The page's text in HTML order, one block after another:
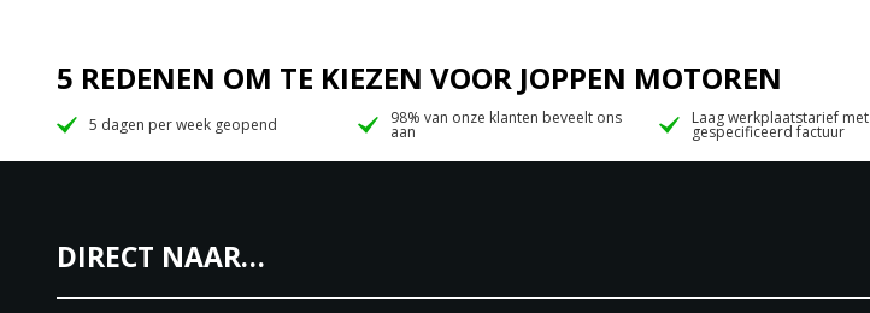
5 REDENEN OM TE KIEZEN VOOR JOPPEN MOTOREN
5 dagen per week geopend 98% van onze klanten beveelt ons
aan
Laag werkplaatstarief met
gespecificeerd factuur
DIRECT NAAR…